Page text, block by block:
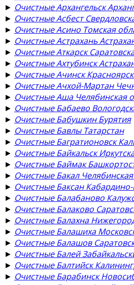
► Очистные Архангельск
► Очистные Асбест
► Очистные Асино Томская
► Очистные Астрахань
► Очистные Аткарск
► Очистные Ахтубинск
► Очистные Ачинск
► Очистные Ачхой-Мартан
► Очистные Аша Челябинская
► Очистные Бабаево
► Очистные Бабушкин Бурятия
► Очистные Бавлы Татарстан
► Очистные Багратионовск
► Очистные Байкальск
► Очистные Баймак
► Очистные Бакал
► Очистные Баксан
► Очистные Балабаново
► Очистные Балаково
► Очистные Балахна
► Очистные Балашиха
► Очистные Балашов
► Очистные Балей
► Очистные Балтийск
► Очистные Барабинск